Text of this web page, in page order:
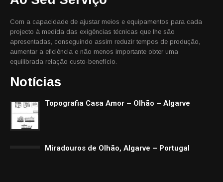
Com a capacidade de ajustar meios e equipamentos para cada
projecto à medida das exigências técnicas que lhe são
apresentadas, conseguindo assim reduzir tempos de produção,
aumentar a eficiência e não menos importante obter uma
equilibrada relação custo-benefício.
Notícias
Topografia Casa Amor – Olhão – Algarve
Miradouros de Olhão, Algarve – Portugal